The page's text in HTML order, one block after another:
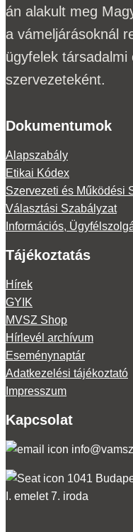
án alakult meg
a vámeljárásoknál
ügyfelek társadalmi
szervezeteként.
Dokumentumok
Alapszabály
Etikai Kódex
Szervezeti és Működési
Választási Szabályzat
Információs,
Tájékoztatás
Hírek
GYIK
MVSZ Shop
Hírlevél archívum
Eseménynaptár
Adatkezelési tájékoztató
Impresszum
Kapcsolat
1041
I. emelet 7. iroda